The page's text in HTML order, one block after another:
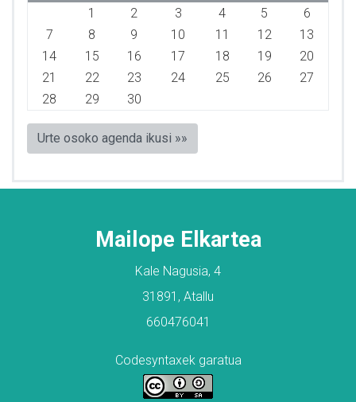
1
2 3 4 5
6
7
8 9 10 11 12
13
14
15 16 17 18 19
20
21
22 23 24 25 26
27
28
29 30
Urte osoko agenda ikusi »»
Mailope Elkartea
Kale Nagusia, 4
31891, Atallu
660476041
Codesyntaxek garatua